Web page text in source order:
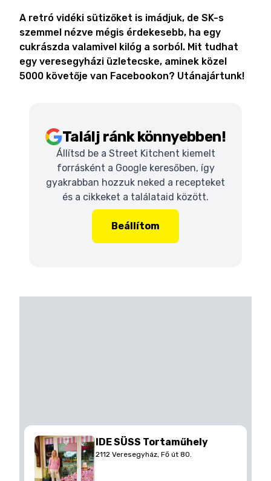
A retró vidéki sütizőket is imádjuk, de SK-s
szemmel nézve mégis érdekesebb, ha egy
cukrászda valamivel kilóg a sorból. Mit tudhat
egy veresegyházi üzletecske, aminek közel
5000 követője van Facebookon? Utánajártunk!
Találj ránk könnyebben!
Állítsd be a Street Kitchent kiemelt
forrásként a Google keresőben, így
gyakrabban hozzuk neked a recepteket
és a cikkeket a találataid között.
Beállítom
IDE SÜSS Tortaműhely
2112 Veresegyház, Fő út 80.